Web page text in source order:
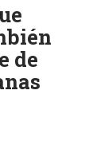
de